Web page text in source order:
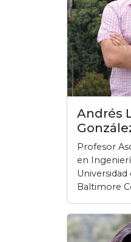
Andrés
Profesor
en
Universidad
Baltimore